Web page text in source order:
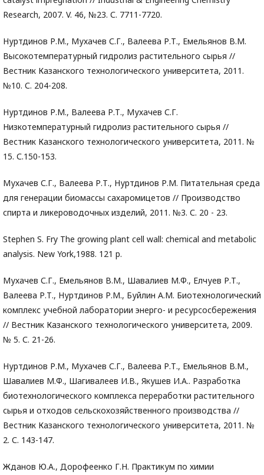
Research, 2007. V. 46, №23. С. 7711-7720.
Нуртдинов Р.М., Мухачев С.Г., Валеева Р.Т., Емельянов В.М.
Высокотемпературный гидролиз растительного сырья //
Вестник Казанского технологического университета, 2011.
№10. С. 204-208.
Нуртдинов Р.М., Валеева Р.Т., Мухачев С.Г.
Низкотемпературный гидролиз растительного сырья //
Вестник Казанского технологического университета, 2011. №
15. С.150-153.
Мухачев С.Г., Валеева Р.Т., Нуртдинов Р.М. Питательная среда
для генерации биомассы сахаромицетов // Производство
спирта и ликероводочных изделий, 2011. №3. С. 20 - 23.
Stephen S. Fry The growing plant cell wall: chemical and metabolic
analysis. New York,1988. 121 p.
Мухачев С.Г., Емельянов В.М., Шавалиев М.Ф., Елчуев Р.Т.,
Валеева Р.Т., Нуртдинов Р.М., Буйлин А.М. Биотехнологический
комплекс учебной лаборатории энерго- и ресурсосбережения
// Вестник Казанского технологического университета, 2009.
№ 5. С. 21-26.
Нуртдинов Р.М., Мухачев С.Г., Валеева Р.Т., Емельянов В.М.,
Шавалиев М.Ф., Шагивалеев И.В., Якушев И.А.. Разработка
биотехнологического комплекса переработки растительного
сырья и отходов сельскохозяйственного производства //
Вестник Казанского технологического университета, 2011. №
2. С. 143-147.
Жданов Ю.А., Дорофеенко Г.Н. Практикум по химии